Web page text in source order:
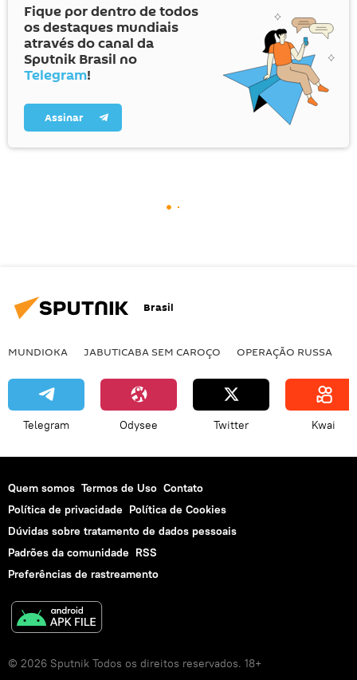
Fique por dentro de todos
os destaques mundiais
através do canal da
Sputnik Brasil no
Telegram!
Assinar
Brasil
MUNDIOKA JABUTICABA SEM CAROÇO OPERAÇÃO RUSSA
Telegram Odysee Twitter Kwai
Quem somos Termos de Uso Contato
Política de privacidade Política de Cookies
Dúvidas sobre tratamento de dados pessoais
Padrões da comunidade RSS
Preferências de rastreamento
© 2026 Sputnik Todos os direitos reservados. 18+